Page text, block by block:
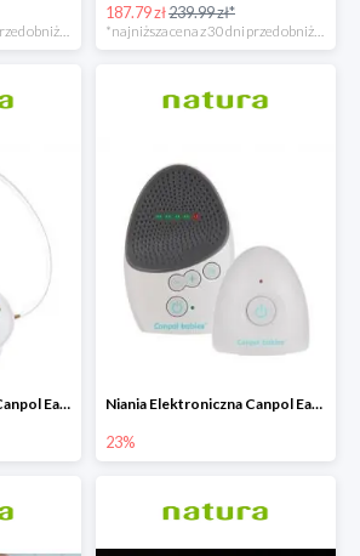
187.79 zł239.99 zł*
Laktator Elektryczny Canpol Easy Start -22% Niania Elektroniczna Canpol EasyStart
23%